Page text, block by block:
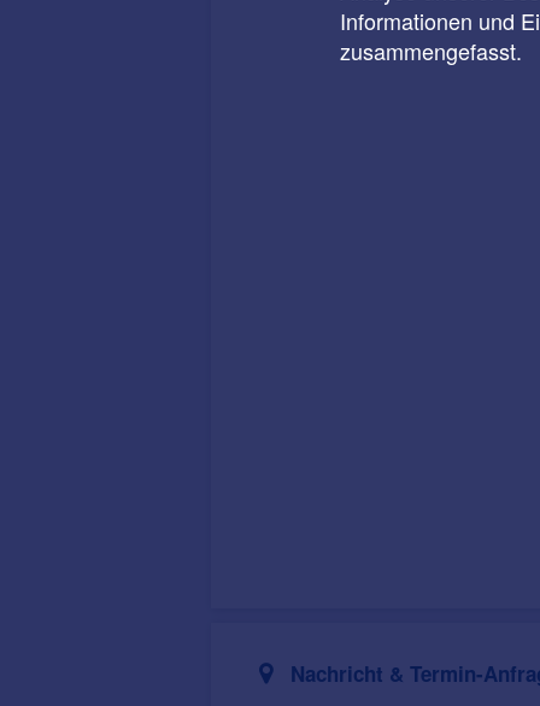
Nachricht & Termin-
Informationen und
zusammengefasst.